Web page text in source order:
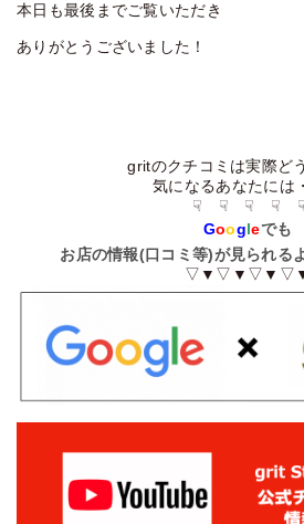
本日も最後までご覧いただき
ありがとうございました！
gritのクチコミは実際ど
気になるあなたには
☟ ☟ ☟ ☟
Googleでも
お店の情報(口コミ等)が見られる